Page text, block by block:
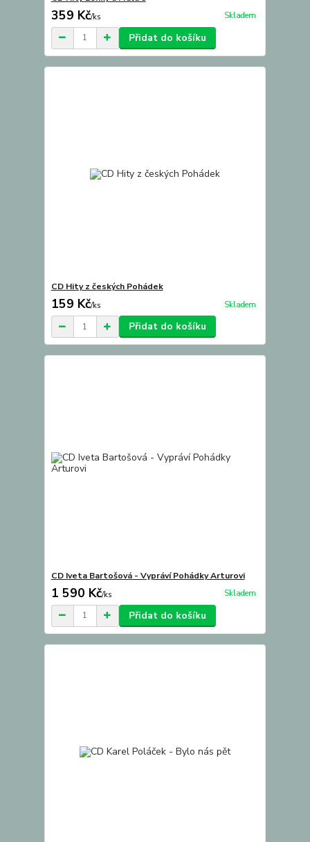
359 Kč/ks Skladem
Přidat do košíku
CD Hity z českých Pohádek
159 Kč/ks Skladem
Přidat do košíku
CD Iveta Bartošová - Vypráví Pohádky Arturovi
1 590 Kč/ks Skladem
Přidat do košíku